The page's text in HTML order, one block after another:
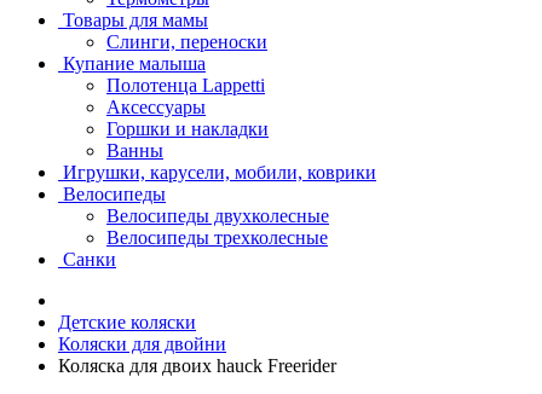
Товары для мамы
Слинги, переноски
Купание малыша
Полотенца Lappetti
Аксессуары
Горшки и накладки
Ванны
Игрушки, карусели, мобили, коврики
Велосипеды
Велосипеды двухколесные
Велосипеды трехколесные
Санки
Детские коляски
Коляски для двойни
Коляска для двоих hauck Freerider